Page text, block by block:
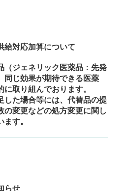
給対応加算について
（ジェネリック医薬品：先発
同じ効果が期待できる医薬
取り組んでおります。
した場合等には、代替品の提
の変更などの処方変更に関し
す。
らせ